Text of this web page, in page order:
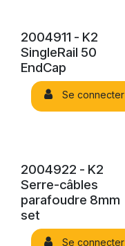
2004911 - K2
SingleRail 50
EndCap
Se connecter
2004922 - K2
Serre-câbles
parafoudre 8mm
set
Se connecter